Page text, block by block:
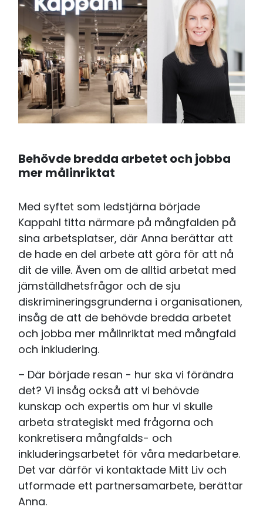
Behövde bredda arbetet och jobba
mer målinriktat
Med syftet som ledstjärna började
Kappahl titta närmare på mångfalden på
sina arbetsplatser, där Anna berättar att
de hade en del arbete att göra för att nå
dit de ville. Även om de alltid arbetat med
jämställdhetsfrågor och de sju
diskrimineringsgrunderna i organisationen,
insåg de att de behövde bredda arbetet
och jobba mer målinriktat med mångfald
och inkludering.
– Där började resan - hur ska vi förändra
det? Vi insåg också att vi behövde
kunskap och expertis om hur vi skulle
arbeta strategiskt med frågorna och
konkretisera mångfalds- och
inkluderingsarbetet för våra medarbetare.
Det var därför vi kontaktade Mitt Liv och
utformade ett partnersamarbete, berättar
Anna.